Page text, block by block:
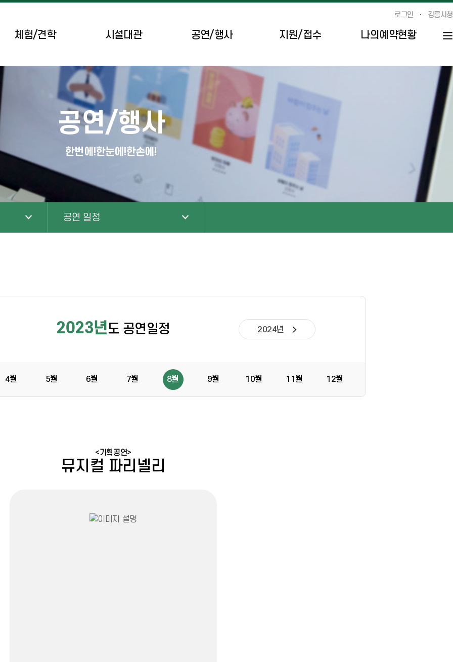
로그인 강릉시청
체험/견학 시설대관
공간시설/체육시설
녹색도시체험센터
무장애 차량 예약
공연/행사 지원/접수 나의예약현황
공연/행사
한번에!한눈에!한손에!
공연 일정
2023년도 공연일정 2024년
4월 5월 6월 7월 8월 9월 10월 11월 12월
<기획공연>
뮤지컬 파리넬리